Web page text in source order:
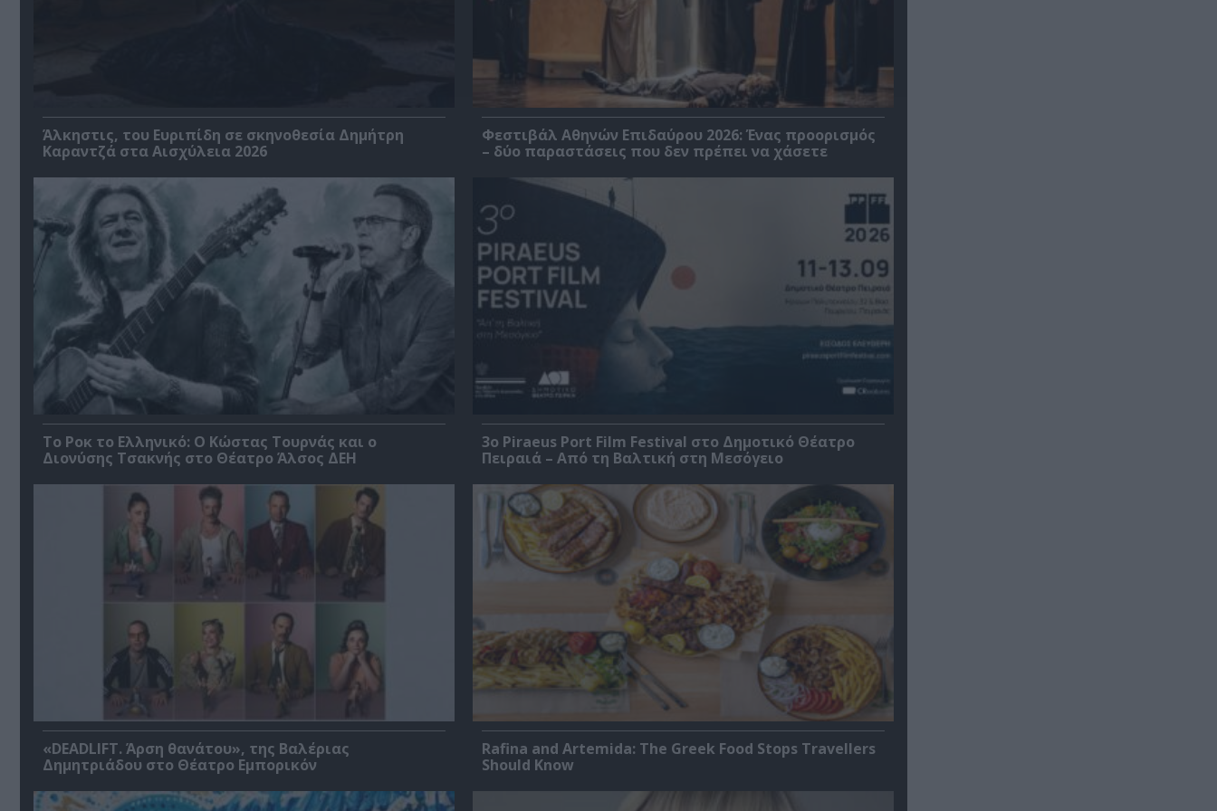
Άλκηστις, του Ευριπίδη σε σκηνοθεσία Δημήτρη
Καραντζά στα Αισχύλεια 2026
Φεστιβάλ Αθηνών Επιδαύρου 2026: Ένας προορισμός
– δύο παραστάσεις που δεν πρέπει να χάσετε
Το Ροκ το Ελληνικό: Ο Κώστας Τουρνάς και ο
Διονύσης Τσακνής στο Θέατρο Άλσος ΔΕΗ
3o Piraeus Port Film Festival στο Δημοτικό Θέατρο
Πειραιά – Από τη Βαλτική στη Μεσόγειο
«DEADLIFT. Άρση θανάτου», της Βαλέριας
Δημητριάδου στο Θέατρο Εμπορικόν
Rafina and Artemida: The Greek Food Stops Travellers
Should Know